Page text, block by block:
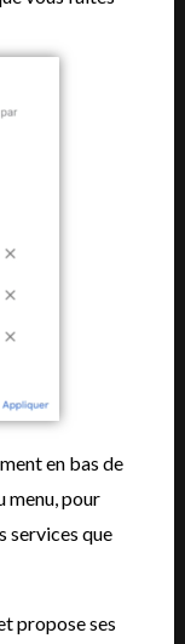
en bas de
menu, pour
services que
propose ses